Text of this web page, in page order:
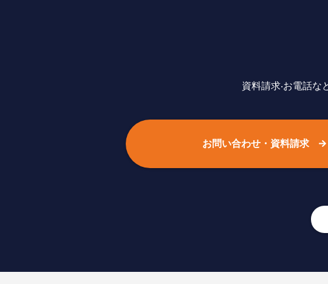
資料請求‧お電話な
お問い合わせ・資料請求